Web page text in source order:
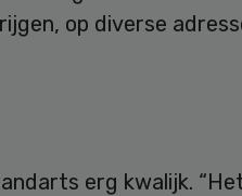
op diverse
erg kwalijk.